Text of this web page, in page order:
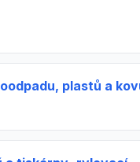
plastů a